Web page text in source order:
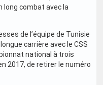
long combat avec la
de l’équipe de Tunisie
carrière avec le CSS
national à trois
2017, de retirer le numéro